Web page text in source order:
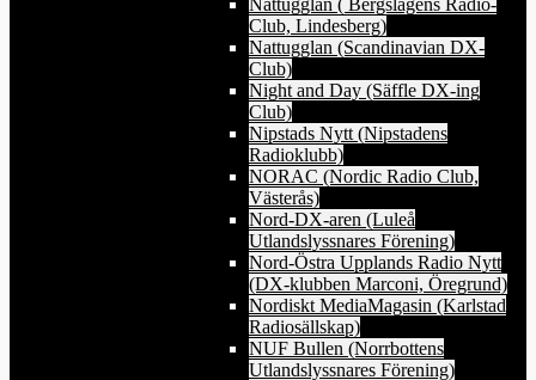
Club, Lindesberg)
Nattugglan (Scandinavian DX-
Club)
Night and Day (Säffle DX-ing
Club)
Nipstads Nytt (Nipstadens
Radioklubb)
NORAC (Nordic Radio Club,
Västerås)
Nord-DX-aren (Luleå
Utlandslyssnares Förening)
Nord-Östra Upplands Radio Nytt
(DX-klubben Marconi, Öregrund)
Nordiskt MediaMagasin (Karlstad
Radiosällskap)
NUF Bullen (Norrbottens
Utlandslyssnares Förening)